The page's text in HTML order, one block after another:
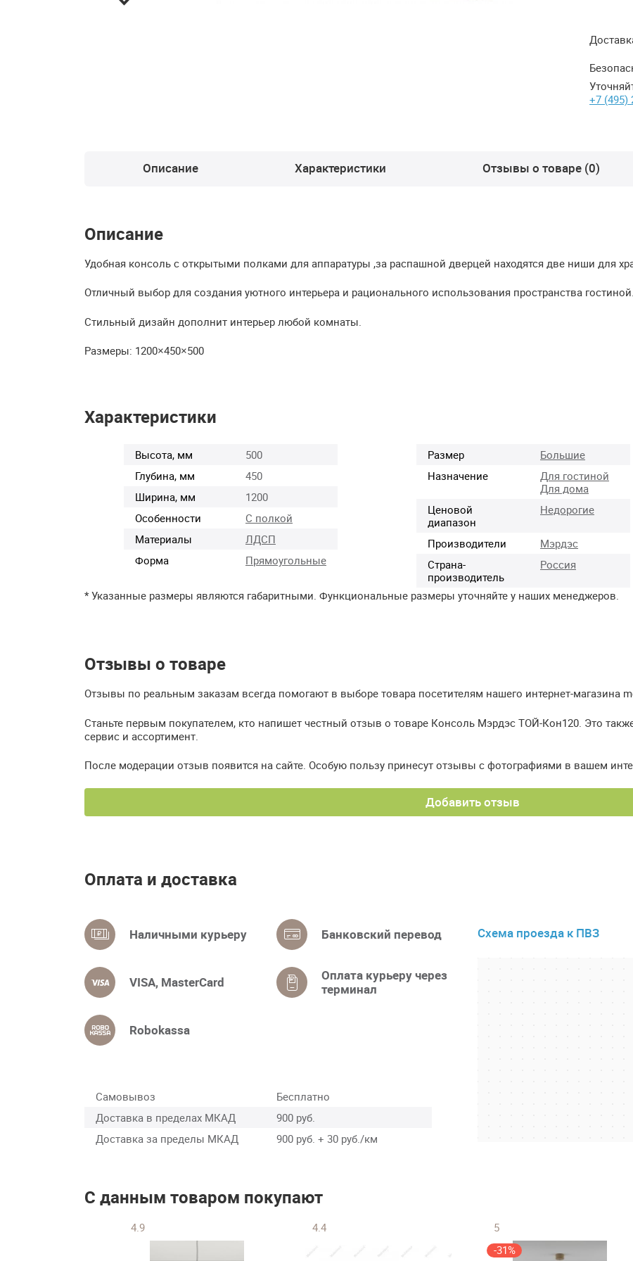
+7 (495)
Описание Характеристики Отзывы о товаре (0)
Описание
Удобная консоль с открытыми полками для аппаратуры ,за распашной дверцей находятся две ниши для
Отличный выбор для создания уютного интерьера и рационального использования пространства гостиной.
Стильный дизайн дополнит интерьер любой комнаты.
Размеры: 1200×450×500
Характеристики
Высота, мм
500
Глубина, мм
450
Ширина, мм
1200
Особенности
С полкой
Материалы
ЛДСП
Форма
Прямоугольные
Размер
Большие
Назначение
Для гостиной
Для дома
Ценовой
диапазон
Недорогие
Производители
Мэрдэс
Страна-
производитель
Россия
* Указанные размеры являются габаритными. Функциональные размеры уточняйте у наших менеджеров.
Отзывы о товаре
Отзывы по реальным заказам всегда помогают в выборе товара посетителям нашего интернет-магазина
Станьте первым покупателем, кто напишет честный отзыв о товаре Консоль Мэрдэс ТОЙ-Кон120. Это
сервис и ассортимент.
После модерации отзыв появится на сайте. Особую пользу принесут отзывы с фотографиями в вашем
Добавить отзыв
Оплата и доставка
Наличными курьеру Банковский перевод
VISA, MasterCard
Оплата курьеру через
терминал
Robokassa
Самовывоз
Бесплатно
Доставка в пределах МКАД
900 руб.
Доставка за пределы МКАД
900 руб. + 30 руб./км
Схема проезда к ПВЗ
С данным товаром покупают
4.9 4.4
5
-31%